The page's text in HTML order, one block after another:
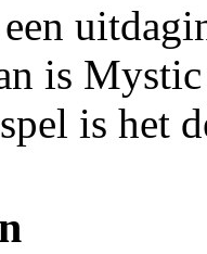
is Mystic
is het